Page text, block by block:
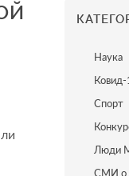
Наука
Спорт
Люди
СМИ о